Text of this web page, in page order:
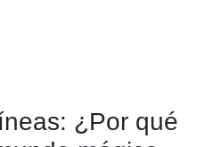
¿Por qué